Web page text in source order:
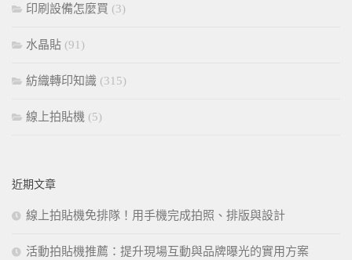
印刷設備怎麼買 (3)
水晶貼 (91)
紡織轉印知識 (315)
線上拍貼機 (5)
近期文章
線上拍貼機免排隊！用手機完成拍照、排版與設計
活動拍貼機推薦：提升現場互動與品牌曝光的實用方案